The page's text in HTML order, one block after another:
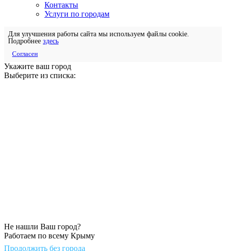
Контакты
Услуги по городам
Для улучшения работы сайта мы используем файлы cookie.
Подробнее здесь
Согласен
Укажите ваш город
Выберите из списка:
Не нашли Ваш город?
Работаем по всему Крыму
Продолжить без города